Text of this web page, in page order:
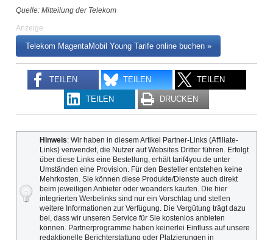
Quelle: Mitteilung der Telekom
Anzeige
Telekom MagentaMobil Young Tarife online buchen »
TEILEN TEILEN TEILEN
TEILEN DRUCKEN
Hinweis: Wir haben in diesem Artikel Partner-Links (Affiliate-
Links) verwendet, die Nutzer auf Websites Dritter führen. Erfolgt
über diese Links eine Bestellung, erhält tarif4you.de unter
Umständen eine Provision. Für den Besteller entstehen keine
Mehrkosten. Sie können diese Produkte/Dienste auch direkt
beim jeweiligen Anbieter oder woanders kaufen. Die hier
integrierten Werbelinks sind nur ein Vorschlag und stellen
weitere Informationen zur Verfügung. Die Vergütung trägt dazu
bei, dass wir unseren Service für Sie kostenlos anbieten
können. Partnerprogramme haben keinerlei Einfluss auf unsere
redaktionelle Berichterstattung oder Platzierungen in